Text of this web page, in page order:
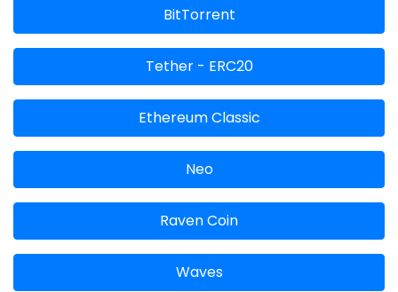
BitTorrent
Tether - ERC20
Ethereum Classic
Neo
Raven Coin
Waves